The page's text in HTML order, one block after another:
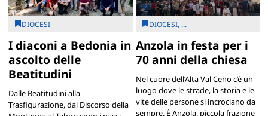
DIOCESI
I diaconi a Bedonia in
ascolto delle
Beatitudini
Dalle Beatitudini alla
Trasfigurazione, dal Discorso della
DIOCESI, ...
Anzola in festa per i
70 anni della chiesa
Nel cuore dell’Alta Val Ceno c’è un
luogo dove le strade, la storia e le
vite delle persone si incrociano da
sempre. È Anzola, piccola frazione